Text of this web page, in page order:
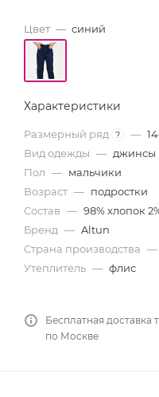
Цвет — синий
Характеристики
Размерный ряд ? —
Вид одежды — джинсы
Пол — мальчики
Возраст — подростки
Состав — 98% хлопок
Бренд — Altun
Страна производства —
Утеплитель — флис
Бесплатная доставка
по Москве